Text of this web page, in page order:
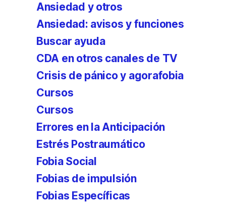
Ansiedad y otros
Ansiedad: avisos y funciones
Buscar ayuda
CDA en otros canales de TV
Crisis de pánico y agorafobia
Cursos
Cursos
Errores en la Anticipación
Estrés Postraumático
Fobia Social
Fobias de impulsión
Fobias Específicas